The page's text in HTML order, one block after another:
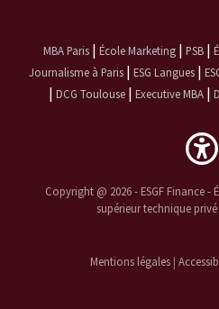
MBA Paris| École Marketing| PSB|
Journalisme à Paris | ESG Langues |
| DCG Toulouse | Executive MBA |
Copyright @ 2026 - ESGF Finance -
supérieur technique
Mentions légales|